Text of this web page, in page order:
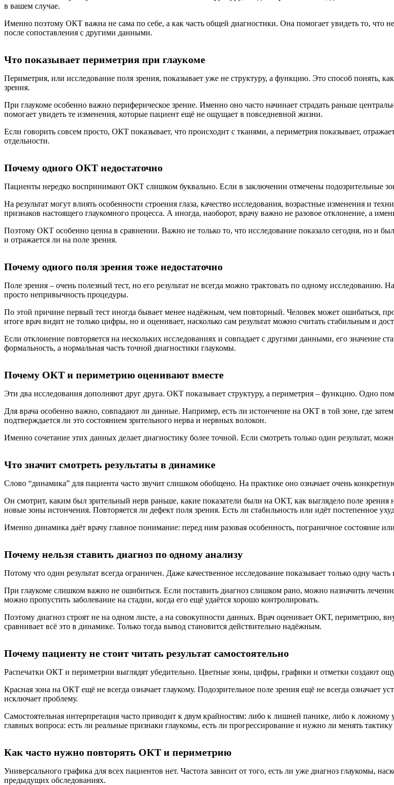
в вашем случае.
Именно поэтому ОКТ важна не сама по себе, а как часть общей диагностики. Она помогает увидеть то, что
после сопоставления с другими данными.
Что показывает периметрия при глаукоме
Периметрия, или исследование поля зрения, показывает уже не структуру, а функцию. Это способ понять,
зрения.
При глаукоме особенно важно периферическое зрение. Именно оно часто начинает страдать раньше
помогает увидеть те изменения, которые пациент ещё не ощущает в повседневной жизни.
Если говорить совсем просто, ОКТ показывает, что происходит с тканями, а периметрия показывает,
отдельности.
Почему одного ОКТ недостаточно
Пациенты нередко воспринимают ОКТ слишком буквально. Если в заключении отмечены подозрительные
На результат могут влиять особенности строения глаза, качество исследования, возрастные изменения и
признаков настоящего глаукомного процесса. А иногда, наоборот, врачу важно не разовое отклонение, а
Поэтому ОКТ особенно ценна в сравнении. Важно не только то, что исследование показало сегодня, но и
и отражается ли на поле зрения.
Почему одного поля зрения тоже недостаточно
Поле зрения – очень полезный тест, но его результат не всегда можно трактовать по одному
просто непривычность процедуры.
По этой причине первый тест иногда бывает менее надёжным, чем повторный. Человек может ошибаться,
итоге врач видит не только цифры, но и оценивает, насколько сам результат можно считать стабильным и
Если отклонение повторяется на нескольких исследованиях и совпадает с другими данными, его значение
формальность, а нормальная часть точной диагностики глаукомы.
Почему ОКТ и периметрию оценивают вместе
Эти два исследования дополняют друг друга. ОКТ показывает структуру, а периметрия – функцию. Одно
Для врача особенно важно, совпадают ли данные. Например, есть ли истончение на ОКТ в той зоне, где
подтверждается ли это состоянием зрительного нерва и нервных волокон.
Именно сочетание этих данных делает диагностику более точной. Если смотреть только один результат,
Что значит смотреть результаты в динамике
Слово “динамика” для пациента часто звучит слишком обобщено. На практике оно означает очень
Он смотрит, каким был зрительный нерв раньше, какие показатели были на ОКТ, как выглядело поле зрения
новые зоны истончения. Повторяется ли дефект поля зрения. Есть ли стабильность или идёт постепенное
Именно динамика даёт врачу главное понимание: перед ним разовая особенность, пограничное состояние
Почему нельзя ставить диагноз по одному анализу
Потому что один результат всегда ограничен. Даже качественное исследование показывает только одну
При глаукоме слишком важно не ошибиться. Если поставить диагноз слишком рано, можно назначить
можно пропустить заболевание на стадии, когда его ещё удаётся хорошо контролировать.
Поэтому диагноз строят не на одном листе, а на совокупности данных. Врач оценивает ОКТ, периметрию,
сравнивает всё это в динамике. Только тогда вывод становится действительно надёжным.
Почему пациенту не стоит читать результат самостоятельно
Распечатки ОКТ и периметрии выглядят убедительно. Цветные зоны, цифры, графики и отметки создают
Красная зона на ОКТ ещё не всегда означает глаукому. Подозрительное поле зрения ещё не всегда означает
исключает проблему.
Самостоятельная интерпретация часто приводит к двум крайностям: либо к лишней панике, либо к
главных вопроса: есть ли реальные признаки глаукомы, есть ли прогрессирование и нужно ли менять
Как часто нужно повторять ОКТ и периметрию
Универсального графика для всех пациентов нет. Частота зависит от того, есть ли уже диагноз глаукомы,
предыдущих обследованиях.